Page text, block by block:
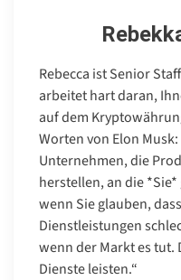
Rebecca ist Senior
arbeitet hart daran,
auf dem
Worten von Elon
Unternehmen, die
herstellen, an die
wenn Sie glauben,
Dienstleistungen
wenn der Markt es
Dienste leisten.“